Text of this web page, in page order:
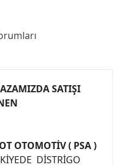
SATIŞI
OTOMOTİV ( PSA )
DİSTRİGO